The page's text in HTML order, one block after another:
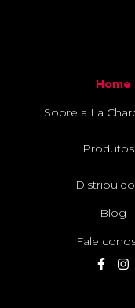
Home
Sobre a La
Produtos
Blog
Fale